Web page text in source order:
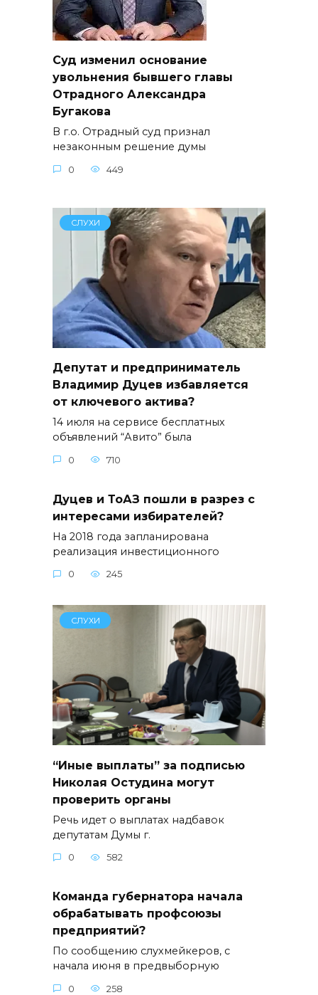
Суд изменил основание
увольнения бывшего главы
Отрадного Александра
Бугакова
В г.о. Отрадный суд признал
незаконным решение думы
0 449
СЛУХИ
Депутат и предприниматель
Владимир Дуцев избавляется
от ключевого актива?
14 июля на сервисе бесплатных
объявлений “Авито” была
0 710
Дуцев и ТоАЗ пошли в разрез с
интересами избирателей?
На 2018 года запланирована
реализация инвестиционного
0 245
СЛУХИ
“Иные выплаты” за подписью
Николая Остудина могут
проверить органы
Речь идет о выплатах надбавок
депутатам Думы г.
0 582
Команда губернатора начала
обрабатывать профсоюзы
предприятий?
По сообщению слухмейкеров, с
начала июня в предвыборную
0 258